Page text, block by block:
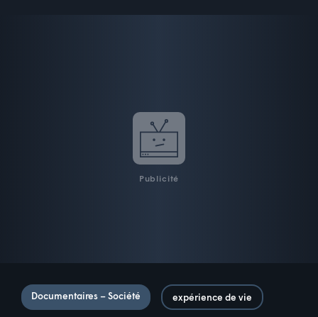
Publicité
Documentaires – Société expérience de vie